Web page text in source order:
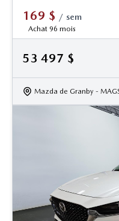
169 $ / sem
Achat 96 mois
53 497 $
Mazda de Granby -